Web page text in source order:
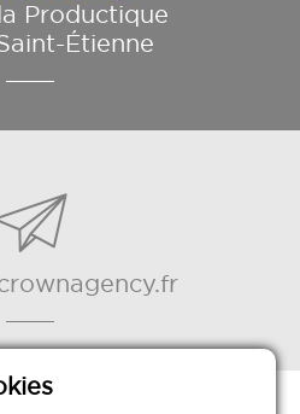
Productique
Étienne